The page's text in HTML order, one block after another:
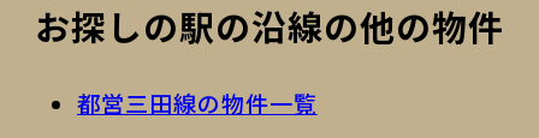
お探しの駅の沿線の他の物件
都営三田線の物件一覧